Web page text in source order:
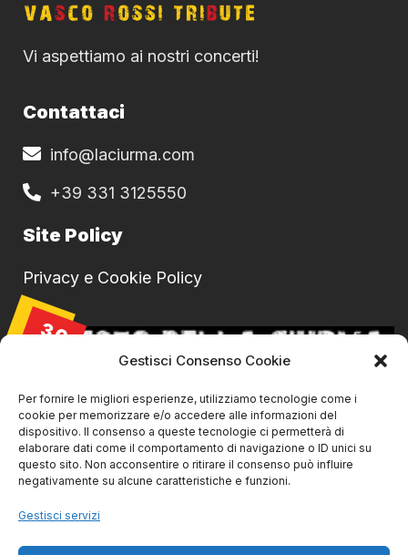
Gestisci Consenso Cookie
Per fornire le migliori esperienze, utilizziamo tecnologie come i
cookie per memorizzare e/o accedere alle informazioni del
dispositivo. Il consenso a queste tecnologie ci permetterà di
elaborare dati come il comportamento di navigazione o ID unici su
questo sito. Non acconsentire o ritirare il consenso può influire
negativamente su alcune caratteristiche e funzioni.
Gestisci servizi
Vi aspettiamo ai nostri concerti!
Contattaci
info@laciurma.com
+39 331 3125550
Site Policy
Privacy e Cookie Policy
30